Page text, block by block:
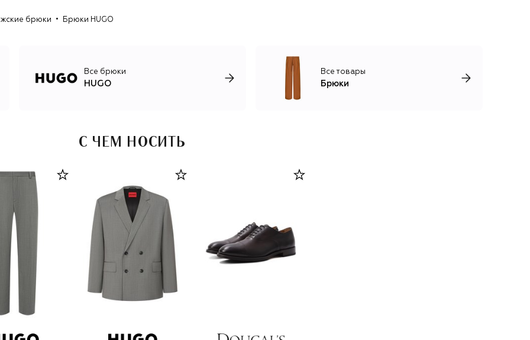
брюки Брюки HUGO
Все брюки
HUGO
Все товары
Брюки
С ЧЕМ НОСИТЬ